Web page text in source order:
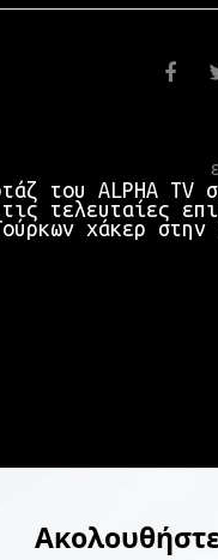
του ALPHA TV
τελευταίες
χάκερ στην